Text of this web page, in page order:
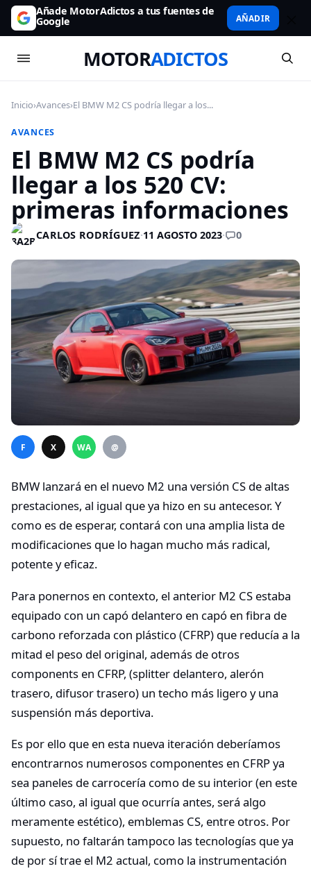
Añade MotorAdictos a tus fuentes de
Google AÑADIR
MOTORADICTOS
Inicio›Avances›El BMW M2 CS podría llegar a los...
AVANCES
El BMW M2 CS podría
llegar a los 520 CV:
primeras informaciones
CARLOS RODRÍGUEZ·11 AGOSTO 2023· 0
F X WA @
BMW lanzará en el nuevo M2 una versión CS de altas
prestaciones, al igual que ya hizo en su antecesor. Y
como es de esperar, contará con una amplia lista de
modificaciones que lo hagan mucho más radical,
potente y eficaz.
Para ponernos en contexto, el anterior M2 CS estaba
equipado con un capó delantero en capó en fibra de
carbono reforzada con plástico (CFRP) que reducía a la
mitad el peso del original, además de otros
components en CFRP, (splitter delantero, alerón
trasero, difusor trasero) un techo más ligero y una
suspensión más deportiva.
Es por ello que en esta nueva iteración deberíamos
encontrarnos numerosos componentes en CFRP ya
sea paneles de carrocería como de su interior (en este
último caso, al igual que ocurría antes, será algo
meramente estético), emblemas CS, entre otros. Por
supuesto, no faltarán tampoco las tecnologías que ya
de por sí trae el M2 actual, como la instrumentación